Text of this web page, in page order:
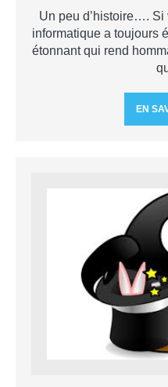
Un peu d’histoire…. Si
informatique a toujours
étonnant qui rend
EN